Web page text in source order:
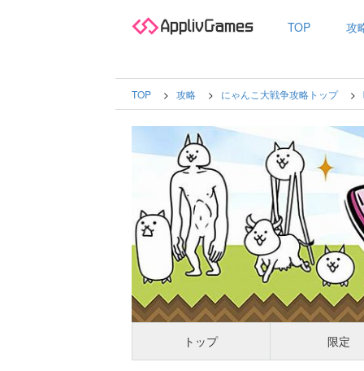
TOP 攻
TOP 攻略 にゃんこ大戦争攻略トップ
トップ 限定